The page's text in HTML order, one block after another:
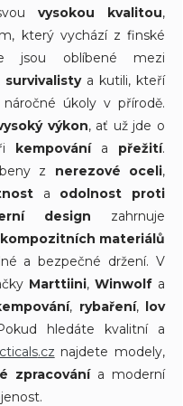
vysokou kvalitou,
který vychází z finské
jsou oblíbené mezi
survivalistya kutili, kteří
úkoly v přírodě.
výkon, ať už jde o
kempovánía přežití.
z nerezové oceli,
a odolnost proti
design zahrnuje
kompozitních materiálů
a bezpečné držení. V
Marttiini, Winwolf a
, rybaření, lov
hledáte kvalitní a
.cz najdete modely,
zpracovánía moderní